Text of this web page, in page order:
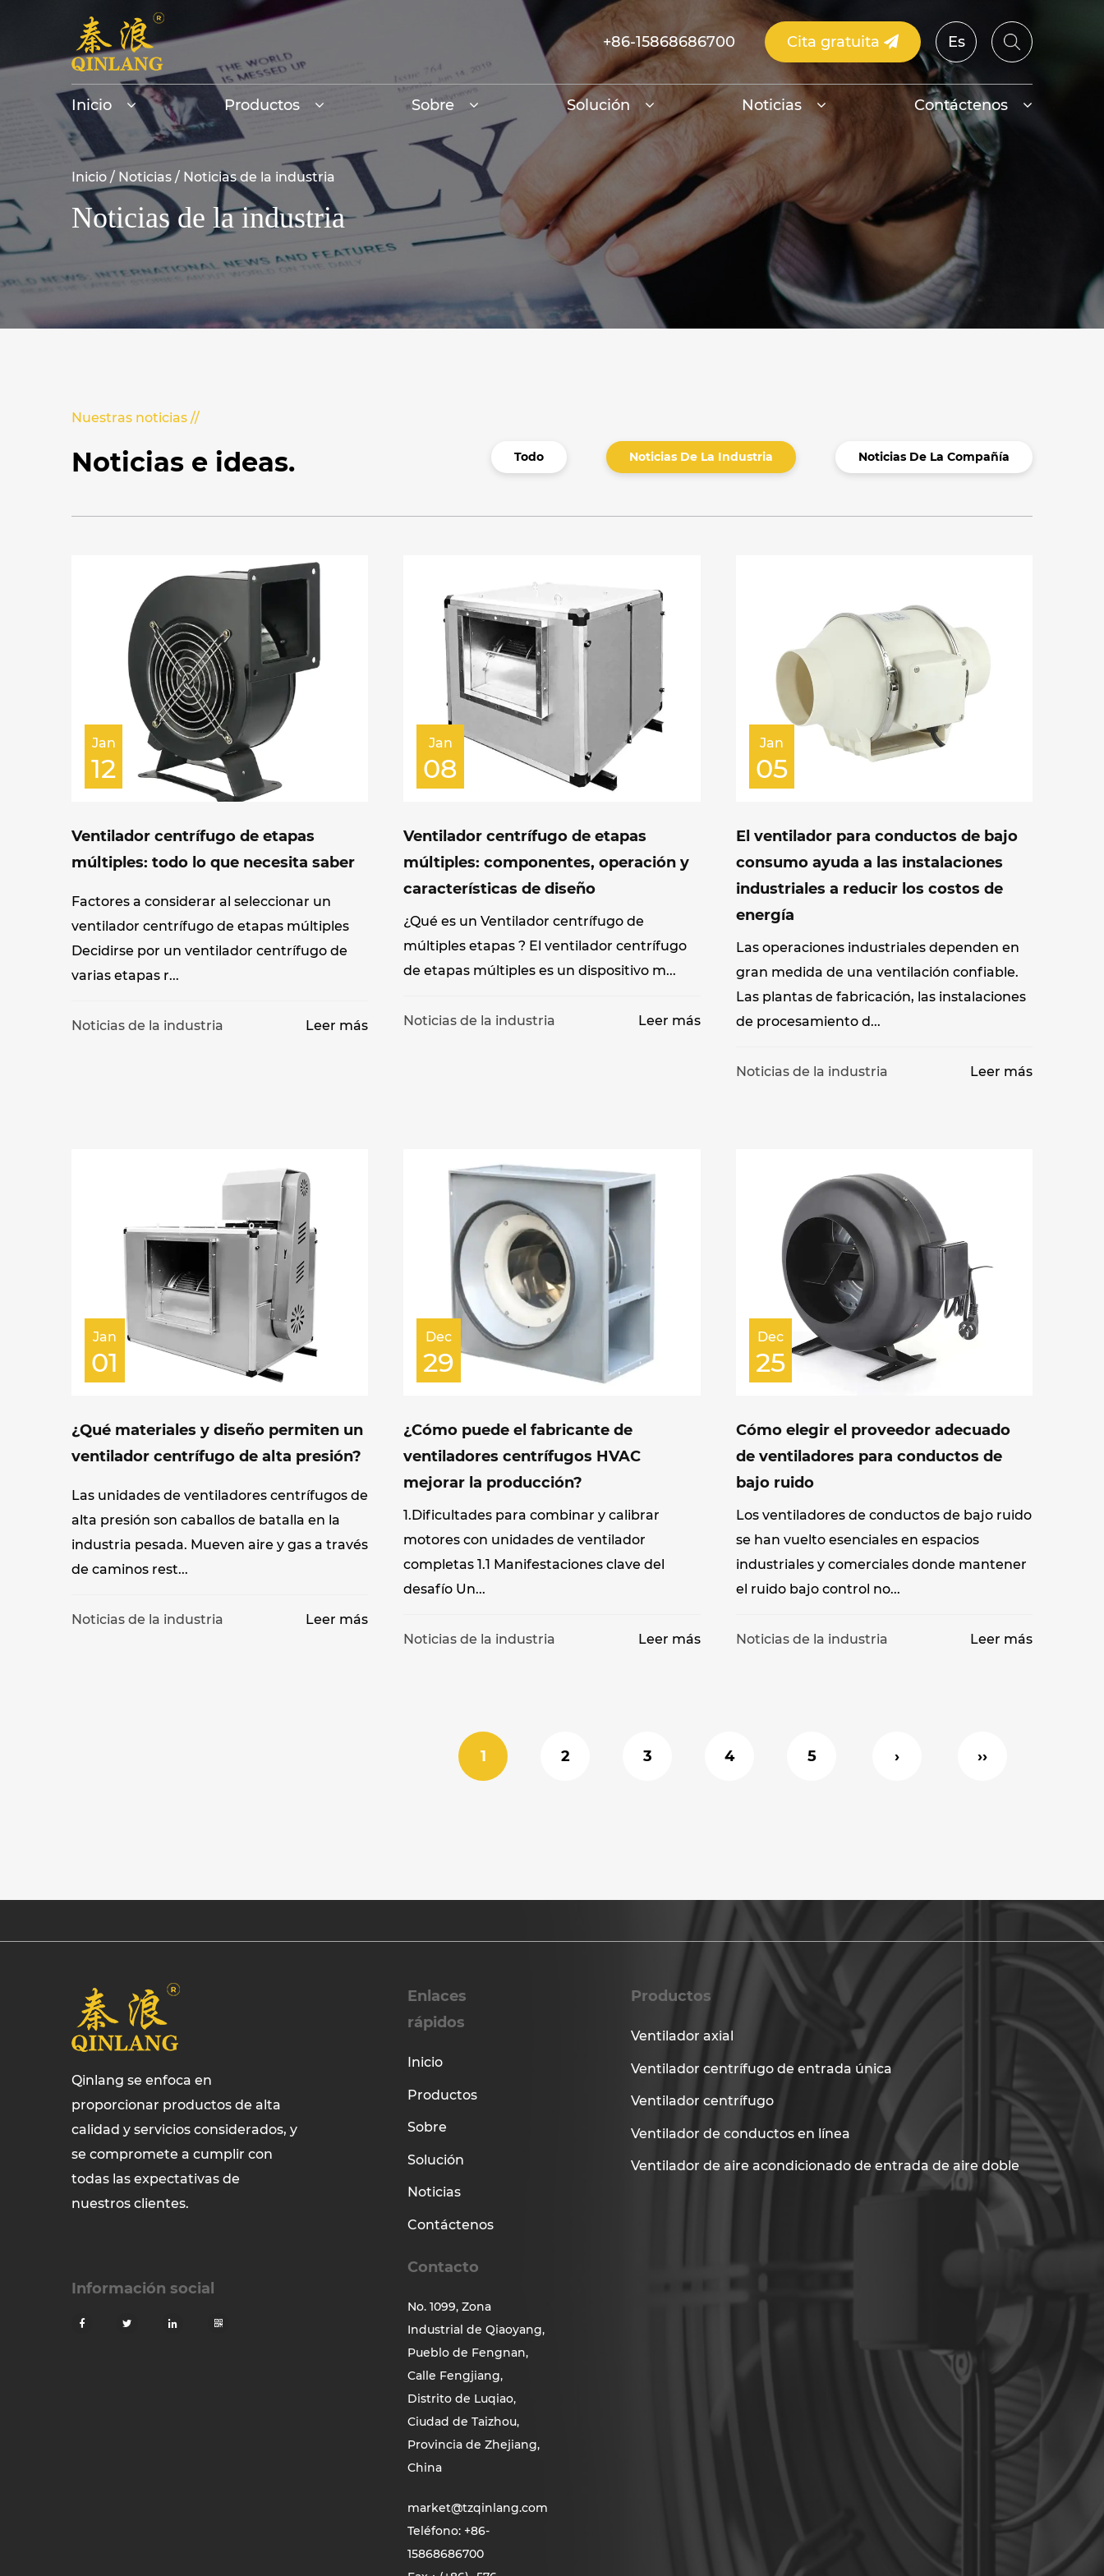
+86-15868686700 Cita gratuita Es
Inicio Productos Sobre Solución Noticias Contáctenos
Inicio / Noticias / Noticias de la industria
Noticias de la industria
Nuestras noticias //
Noticias e ideas. Todo Noticias De La Industria Noticias De La Compañía
Jan
12
Ventilador centrífugo de etapas
múltiples: todo lo que necesita saber
Factores a considerar al seleccionar un
ventilador centrífugo de etapas múltiples
Decidirse por un ventilador centrífugo de
varias etapas r...
Noticias de la industria Leer más
Jan
08
Ventilador centrífugo de etapas
múltiples: componentes, operación y
características de diseño
¿Qué es un Ventilador centrífugo de
múltiples etapas ? El ventilador centrífugo
de etapas múltiples es un dispositivo m...
Noticias de la industria Leer más
Jan
05
El ventilador para conductos de bajo
consumo ayuda a las instalaciones
industriales a reducir los costos de
energía
Las operaciones industriales dependen en
gran medida de una ventilación confiable.
Las plantas de fabricación, las instalaciones
de procesamiento d...
Noticias de la industria Leer más
Jan
01
¿Qué materiales y diseño permiten un
ventilador centrífugo de alta presión?
Las unidades de ventiladores centrífugos de
alta presión son caballos de batalla en la
industria pesada. Mueven aire y gas a través
de caminos rest...
Noticias de la industria Leer más
Dec
29
¿Cómo puede el fabricante de
ventiladores centrífugos HVAC
mejorar la producción?
1.Dificultades para combinar y calibrar
motores con unidades de ventilador
completas 1.1 Manifestaciones clave del
desafío Un...
Noticias de la industria Leer más
Dec
25
Cómo elegir el proveedor adecuado
de ventiladores para conductos de
bajo ruido
Los ventiladores de conductos de bajo ruido
se han vuelto esenciales en espacios
industriales y comerciales donde mantener
el ruido bajo control no...
Noticias de la industria Leer más
1 2 3 4 5 › ››
Qinlang se enfoca en
proporcionar productos de alta
calidad y servicios considerados, y
se compromete a cumplir con
todas las expectativas de
nuestros clientes.
Información social
Enlaces
rápidos
Inicio
Productos
Sobre
Solución
Noticias
Contáctenos
Productos
Ventilador axial
Ventilador centrífugo de entrada única
Ventilador centrífugo
Ventilador de conductos en línea
Ventilador de aire acondicionado de entrada de aire doble
Contacto
No. 1099, Zona
Industrial de Qiaoyang,
Pueblo de Fengnan,
Calle Fengjiang,
Distrito de Luqiao,
Ciudad de Taizhou,
Provincia de Zhejiang,
China
market@tzqinlang.com
Teléfono: +86-
15868686700